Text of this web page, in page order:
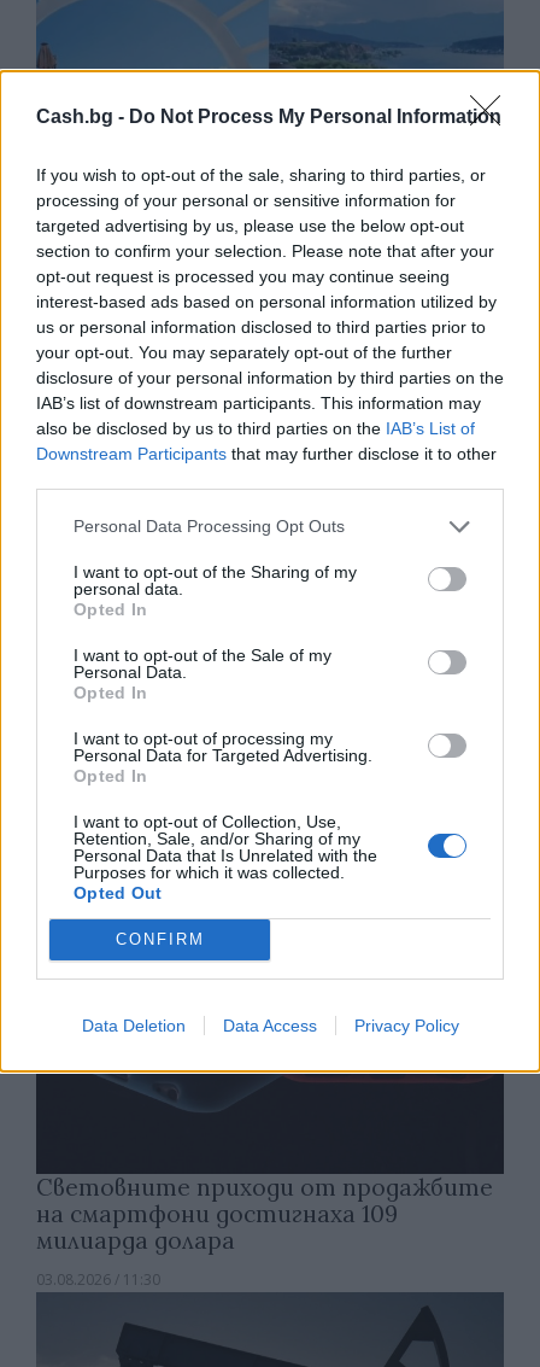
Cash.bg - Do Not Process My Personal Information
If you wish to opt-out of the sale, sharing to third parties, or
processing of your personal or sensitive information for
targeted advertising by us, please use the below opt-out
section to confirm your selection. Please note that after your
opt-out request is processed you may continue seeing
interest-based ads based on personal information utilized by
us or personal information disclosed to third parties prior to
your opt-out. You may separately opt-out of the further
disclosure of your personal information by third parties on the
IAB’s list of downstream participants. This information may
also be disclosed by us to third parties on the IAB’s List of
Downstream Participants that may further disclose it to other
Personal Data Processing Opt Outs
I want to opt-out of the Sharing of my
personal data.
Opted In
I want to opt-out of the Sale of my
Personal Data.
Opted In
I want to opt-out of processing my
Personal Data for Targeted Advertising.
Opted In
I want to opt-out of Collection, Use,
Retention, Sale, and/or Sharing of my
Personal Data that Is Unrelated with the
Purposes for which it was collected.
Opted Out
CONFIRM
Data Deletion Data Access Privacy Policy
Китай си построи свой курорт
Санторини
03.08.2026 / 18:36
Хакери удариха бизнес-база данни в
Лихтенщайн
Световните приходи от продажбите
на смартфони достигнаха 109
милиарда долара
03.08.2026 / 11:30